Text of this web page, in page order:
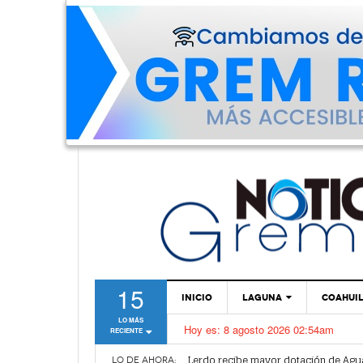
15
LO MÁS
RECIENTE
INICIO LAGUNA
TORREÓN
GÓMEZ PALACIO
Hoy es: 8 agosto 2026 02:54am
LO DE AHORA:
Vamos a ser parte de esta nueva